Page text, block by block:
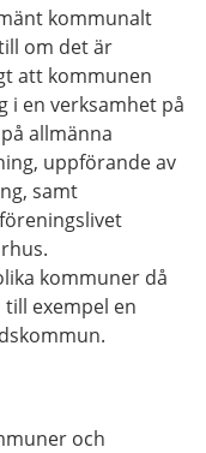
kommunalt
om det är
att kommunen
i en verksamhet på
allmänna
uppförande av
samt
kommuner då
exempel en
och